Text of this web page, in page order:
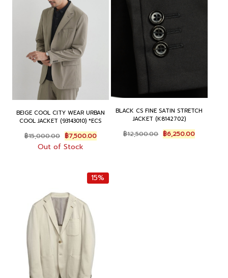
BEIGE COOL CITY WEAR URBAN
COOL JACKET (93143010) *ECS
฿15,000.00 Original
price
was:
฿7,500.00Current
price
Out of Stock
BLACK CS FINE SATIN STRETCH
JACKET (K8142702)
฿12,500.00 Original
price
฿6,250.00Current
price
15%